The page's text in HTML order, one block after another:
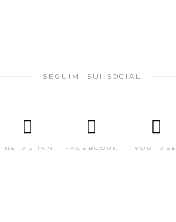
SEGUIMI SUI SOCIAL
INSTAGRAM FACEBOOOK YOUTUBE